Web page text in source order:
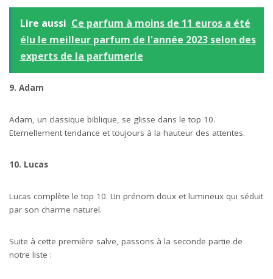
Lire aussi Ce parfum à moins de 11 euros a été
élu le meilleur parfum de l'année 2023 selon des
experts de la parfumerie
9. Adam
Adam, un classique biblique, se glisse dans le top 10.
Eternellement tendance et toujours à la hauteur des attentes.
10. Lucas
Lucas complète le top 10. Un prénom doux et lumineux qui séduit
par son charme naturel.
Suite à cette première salve, passons à la seconde partie de
notre liste :